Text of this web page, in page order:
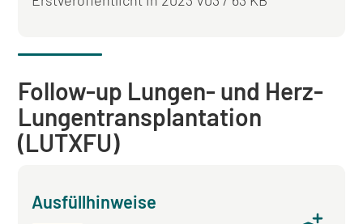
Follow-up Lungen- und Herz-
Lungentransplantation
(LUTXFU)
Ausfüllhinweise